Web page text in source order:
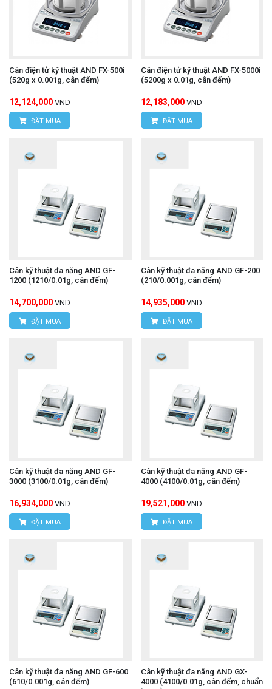
Cân điện tử kỹ thuật AND FX-500i
(520g x 0.001g, cân đếm)
12,124,000 VND
ĐẶT MUA
Cân điện tử kỹ thuật AND FX-5000i
(5200g x 0.01g, cân đếm)
12,183,000 VND
ĐẶT MUA
Cân kỹ thuật đa năng AND GF-
1200 (1210/0.01g, cân đếm)
14,700,000 VND
ĐẶT MUA
Cân kỹ thuật đa năng AND GF-200
(210/0.001g, cân đếm)
14,935,000 VND
ĐẶT MUA
Cân kỹ thuật đa năng AND GF-
3000 (3100/0.01g, cân đếm)
16,934,000 VND
ĐẶT MUA
Cân kỹ thuật đa năng AND GF-
4000 (4100/0.01g, cân đếm)
19,521,000 VND
ĐẶT MUA
Cân kỹ thuật đa năng AND GF-600
(610/0.001g, cân đếm)
Cân kỹ thuật đa năng AND GX-
4000 (4100/0.01g, cân đếm, chuẩn